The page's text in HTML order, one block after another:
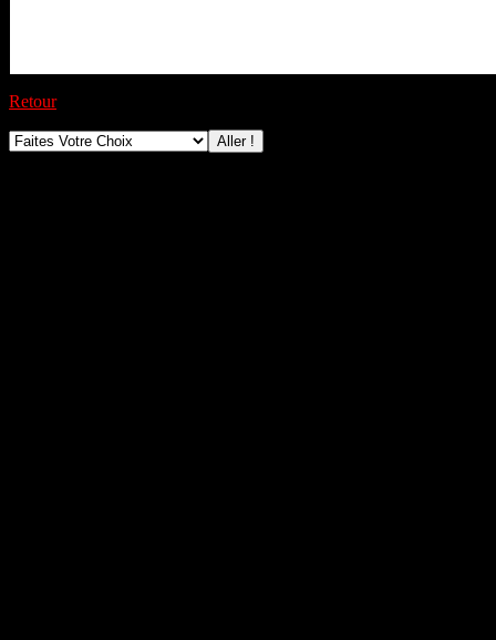
Retour